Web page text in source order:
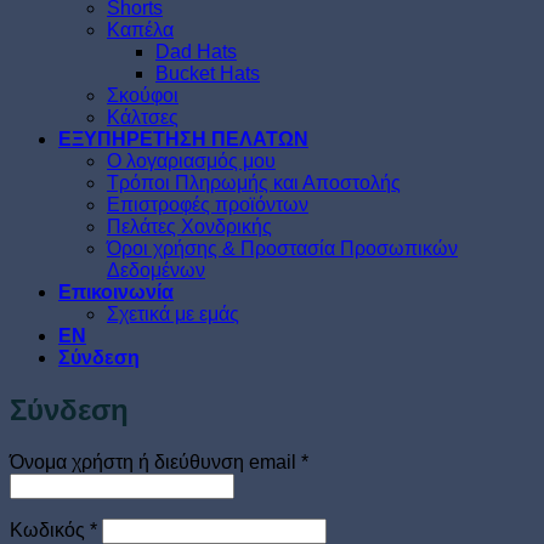
Shorts
Καπέλα
Dad Hats
Bucket Hats
Σκούφοι
Κάλτσες
ΕΞΥΠΗΡΕΤΗΣΗ ΠΕΛΑΤΩΝ
O λογαριασμός μου
Τρόποι Πληρωμής και Αποστολής
Επιστροφές προϊόντων
Πελάτες Χονδρικής
Όροι χρήσης & Προστασία Προσωπικών
Δεδομένων
Επικοινωνία
Σχετικά με εμάς
EN
Σύνδεση
Σύνδεση
Όνομα χρήστη ή διεύθυνση email *Απαιτείται
Κωδικός *Απαιτείται